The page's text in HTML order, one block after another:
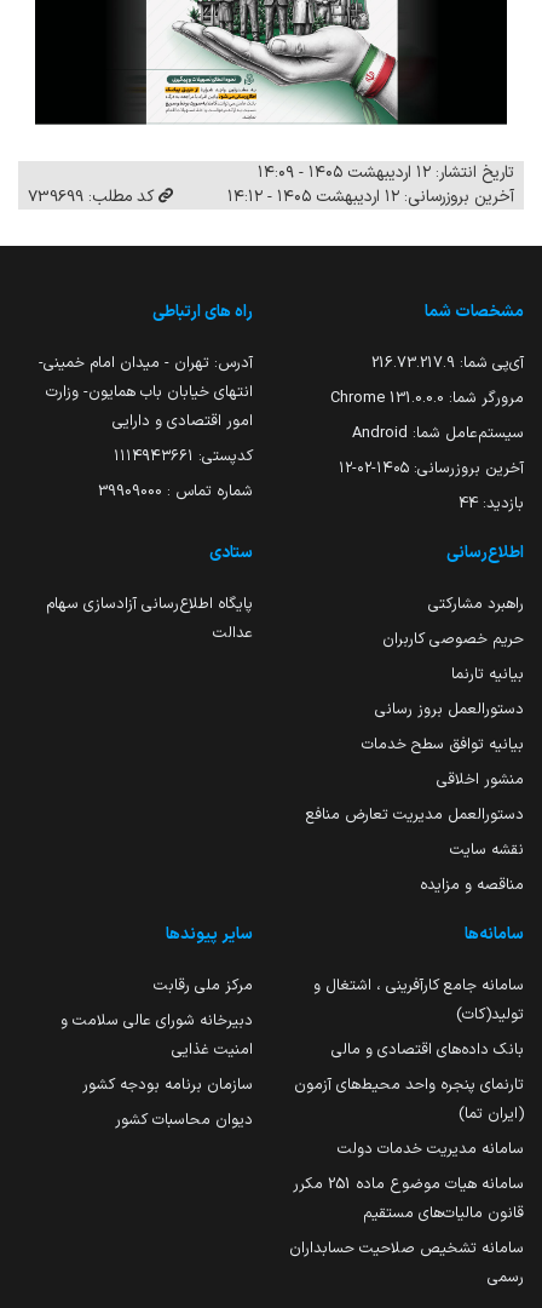
تاریخ انتشار: ۱۲ اردیبهشت ۱۴۰۵ - ۱۴:۰۹
آخرین بروزرسانی: ۱۲ اردیبهشت ۱۴۰۵ - ۱۴:۱۲
کد مطلب: 739699
مشخصات شما
آی‌پی شما: 216.73.217.9
مرورگر شما: 131.0.0.0 Chrome
سیستم‌عامل شما: Android
آخرین بروزرسانی: ۱۴۰۵-۰۲-۱۲
بازدید: 44
راه های ارتباطی
آدرس: تهران - میدان امام خمینی-
انتهای خیابان باب همایون- وزارت
امور اقتصادی و دارایی
کدپستی: ۱۱۱۴۹۴۳۶۶۱
شماره تماس : 39909000
اطلاع‌رسانی
راهبرد مشارکتی
حریم خصوصی کاربران
بیانیه تارنما
دستورالعمل بروز رسانی
بیانیه توافق سطح خدمات
منشور اخلاقی
دستورالعمل مدیریت تعارض منافع
نقشه سایت
مناقصه و مزایده
ستادی
پایگاه اطلاع‌رسانی آزادسازی سهام
عدالت
سامانه‌ها
سامانه جامع کارآفرینی ، اشتغال و
تولید(کات)
بانک داده‌های اقتصادی و مالی
تارنمای پنجره واحد محیط‌های آزمون
(ایران تما)
سامانه مدیریت خدمات دولت
سامانه هیات موضوع ماده 251 مکرر
قانون مالیات‌های مستقیم
سامانه تشخیص صلاحیت حسابداران
رسمی
سایر پیوندها
مرکز ملی رقابت
دبیرخانه شورای عالی سلامت و
امنیت غذایی
سازمان برنامه بودجه کشور
دیوان محاسبات کشور